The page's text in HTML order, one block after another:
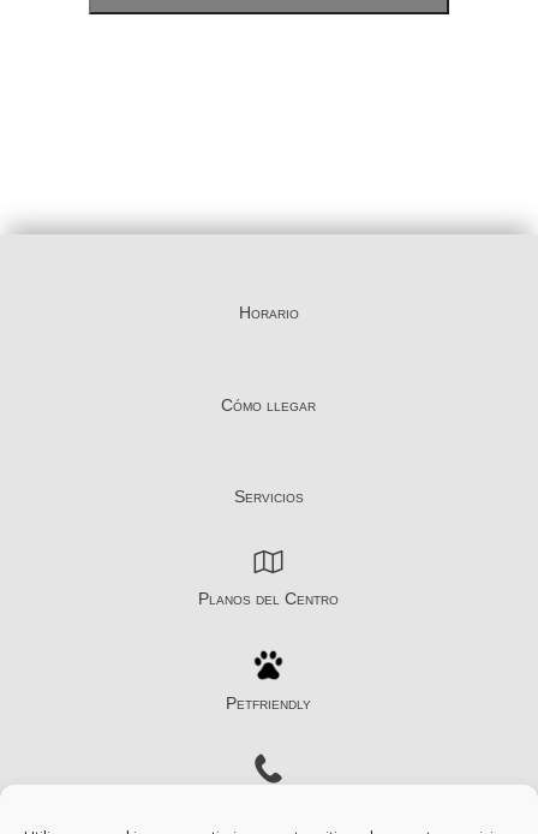
Horario
Cómo llegar
Servicios
Planos del Centro
Petfriendly